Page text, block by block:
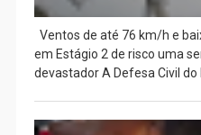
Ventos de até 76 km/h e
em Estágio 2 de risco uma
devastador A Defesa Civil do